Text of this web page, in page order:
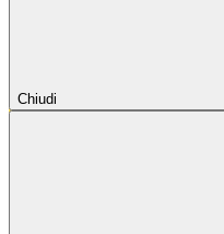
Chiudi